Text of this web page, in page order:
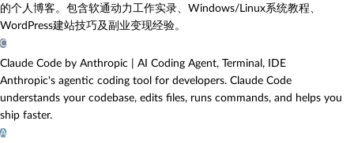
的个人博客。包含软通动力工作实录、Windows/Linux系统教程、
WordPress建站技巧及副业变现经验。
C
Claude Code by Anthropic | AI Coding Agent, Terminal, IDE
Anthropic's agentic coding tool for developers. Claude Code
understands your codebase, edits files, runs commands, and helps you
ship faster.
A